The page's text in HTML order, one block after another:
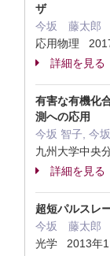
ザ
今坂 藤太郎
応用物理
詳細を見る
有害な有機化
測への応用
今坂 智子, 今
九州大学中央
詳細を見る
超短パルスレ
今坂 藤太郎
光学 2013年